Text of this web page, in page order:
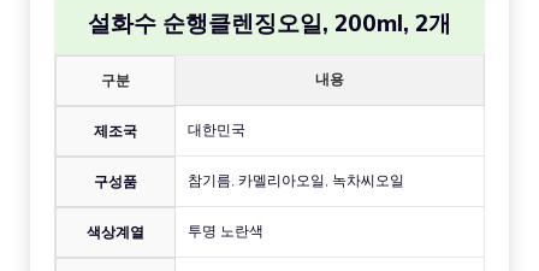
설화수 순행클렌징오일, 200ml, 2개
구분 내용
제조국 대한민국
구성품 참기름, 카멜리아오일, 녹차씨오일
색상계열 투명 노란색